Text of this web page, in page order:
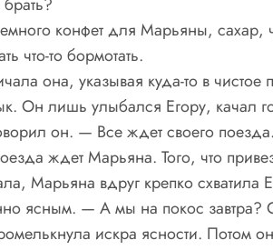
конфет для Марьяны,
что-то бормотать.
она, указывая куда-то в
Он лишь улыбался Егору, качал
он. — Все ждет своего поезда.
ждет Марьяна. Того, что
Марьяна вдруг крепко схватила
ясным. — А мы на покос завтра?
искра ясности. Потом